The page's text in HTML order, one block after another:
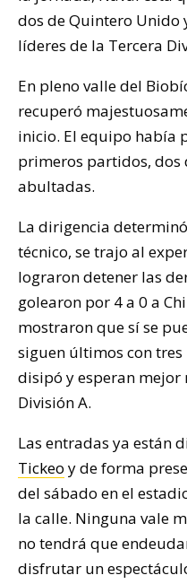
dos de Quintero Unido
líderes de la Tercera
En pleno valle del
recuperó
inicio. El equipo había
primeros partidos, dos
abultadas.
La dirigencia
técnico, se trajo al
lograron detener las
golearon por 4 a 0 a
mostraron que sí se
siguen últimos con
disipó y esperan mejor
División A.
Las entradas ya están
Tickeo y de forma
del sábado en el
la calle. Ninguna vale
no tendrá que
disfrutar un